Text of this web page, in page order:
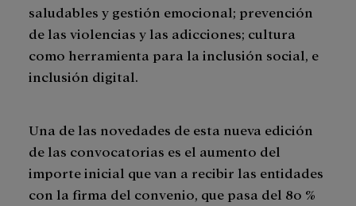
saludables y gestión emocional; prevención
de las violencias y las adicciones; cultura
como herramienta para la inclusión social, e
inclusión digital.
Una de las novedades de esta nueva edición
de las convocatorias es el aumento del
importe inicial que van a recibir las entidades
con la firma del convenio, que pasa del 80 %